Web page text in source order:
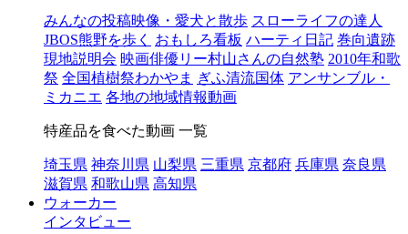
みんなの投稿映像・愛犬と散歩 スローライフの達人
JBOS熊野を歩く
おもしろ看板 ハーティ日記 巻向遺跡
現地説明会 映画俳優リー村山さんの自然塾 2010年和歌
祭 全国植樹祭わかやま ぎふ清流国体 アンサンブル・
ミカニエ 各地の地域情報動画
特産品を食べた動画 一覧
埼玉県 神奈川県 山梨県 三重県 京都府 兵庫県 奈良県
滋賀県 和歌山県 高知県
ウォーカー
インタビュー